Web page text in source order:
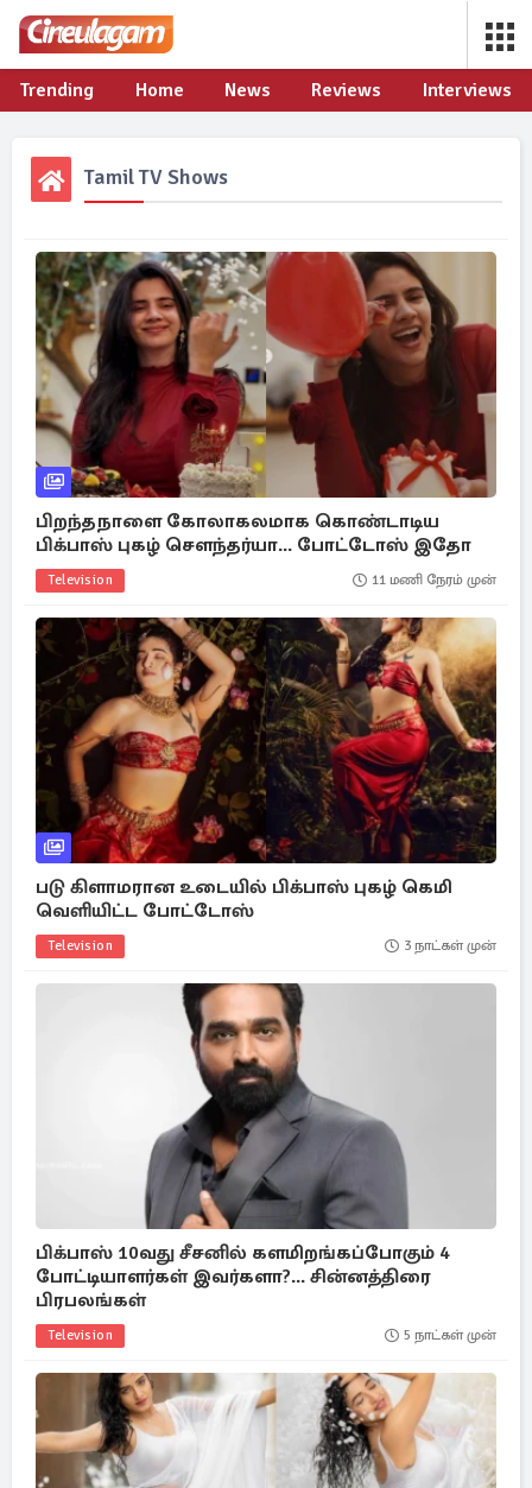
Trending Home News Reviews Interviews
Tamil TV Shows
பிறந்தநாளை கோலாகலமாக கொண்டாடிய
பிக்பாஸ் புகழ் சௌந்தர்யா... போட்டோஸ் இதோ
Television 11 மணி நேரம் முன்
படு கிளாமரான உடையில் பிக்பாஸ் புகழ் கெமி
வெளியிட்ட போட்டோஸ்
Television 3 நாட்கள் முன்
பிக்பாஸ் 10வது சீசனில் களமிறங்கப்போகும் 4
போட்டியாளர்கள் இவர்களா?... சின்னத்திரை
பிரபலங்கள்
Television 5 நாட்கள் முன்